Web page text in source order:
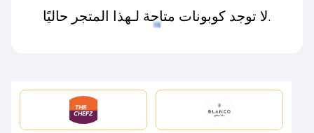
لا توجد كوبونات متاحة لـهذا المتجر حاليًا.